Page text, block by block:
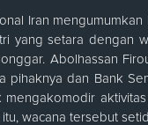
Iran
yang setara dengan
Abolhassan
pihaknya dan Bank
aktivitas
wacana tersebut